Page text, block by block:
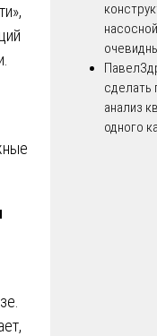
Павел
сделать
анализ
одного